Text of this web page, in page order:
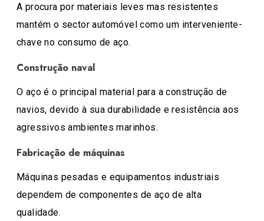
A procura por materiais leves mas resistentes
mantém o sector automóvel como um interveniente-
chave no consumo de aço.
Construção naval
O aço é o principal material para a construção de
navios, devido à sua durabilidade e resistência aos
agressivos ambientes marinhos.
Fabricação de máquinas
Máquinas pesadas e equipamentos industriais
dependem de componentes de aço de alta
qualidade.